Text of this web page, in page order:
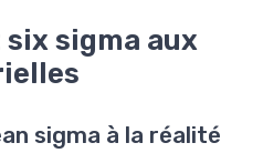
sigma aux
sigma à la réalité